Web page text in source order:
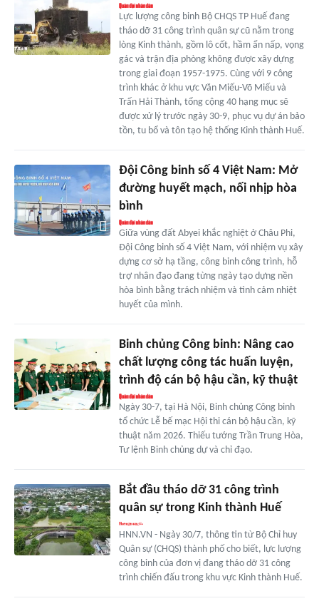
Lực lượng công binh Bộ CHQS TP Huế đang
tháo dỡ 31 công trình quân sự cũ nằm trong
lòng Kinh thành, gồm lô cốt, hầm ẩn nấp, vọng
gác và trận địa phòng không được xây dựng
trong giai đoạn 1957-1975. Cùng với 9 công
trình khác ở khu vực Văn Miếu-Võ Miếu và
Trấn Hải Thành, tổng cộng 40 hạng mục sẽ
được xử lý trước ngày 30-9, phục vụ dự án bảo
tồn, tu bổ và tôn tạo hệ thống Kinh thành Huế.
Đội Công binh số 4 Việt Nam: Mở
đường huyết mạch, nối nhịp hòa
bình
Giữa vùng đất Abyei khắc nghiệt ở Châu Phi,
Đội Công binh số 4 Việt Nam, với nhiệm vụ xây
dựng cơ sở hạ tầng, công binh công trình, hỗ
trợ nhân đạo đang từng ngày tạo dựng nền
hòa bình bằng trách nhiệm và tình cảm nhiệt
huyết của mình.
Binh chủng Công binh: Nâng cao
chất lượng công tác huấn luyện,
trình độ cán bộ hậu cần, kỹ thuật
Ngày 30-7, tại Hà Nội, Binh chủng Công binh
tổ chức Lễ bế mạc Hội thi cán bộ hậu cần, kỹ
thuật năm 2026. Thiếu tướng Trần Trung Hòa,
Tư lệnh Binh chủng dự và chỉ đạo.
Bắt đầu tháo dỡ 31 công trình
quân sự trong Kinh thành Huế
HNN.VN - Ngày 30/7, thông tin từ Bộ Chỉ huy
Quân sự (CHQS) thành phố cho biết, lực lượng
công binh của đơn vị đang tháo dỡ 31 công
trình chiến đấu trong khu vực Kinh thành Huế.